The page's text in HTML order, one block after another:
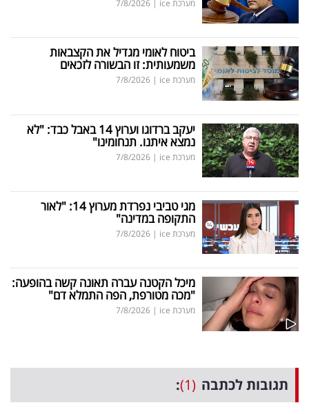
מערכת ice 7/8/2026
ביטוח לאומי מגדיל את הקצבאות
משמעותית: זו הבשורה לזכאים
מערכת ice |
7/8/2026
יעקב ברדוגו וערוץ 14 באבל כבד: "לא
נמצא איתנו. תנחומינו"
מערכת ice |
7/8/2026
מגי טביבי נפרדת מערוץ 14: "לאור
התקופה במדינה"
מערכת ice |
7/8/2026
מיכל הקטנה עברה תאונה קשה בהופעה:
"מכה מטורפת, הפה התמלא דם"
מערכת ice |
7/8/2026
תגובות לכתבה (1)
: